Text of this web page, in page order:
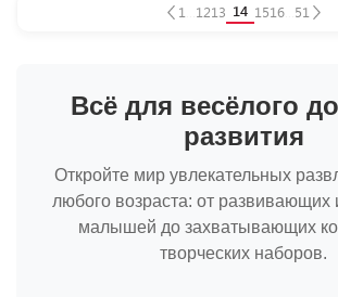
1... 1213 14 1516... 51
Всё для весёлого
развития
Откройте мир увлекательных
любого возраста: от развивающих
малышей до захватывающих
творческих наборов.